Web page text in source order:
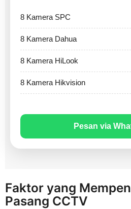
8 Kamera SPC
8 Kamera Dahua
8 Kamera HiLook
8 Kamera Hikvision
Pesan via
Faktor yang
Pasang CCTV